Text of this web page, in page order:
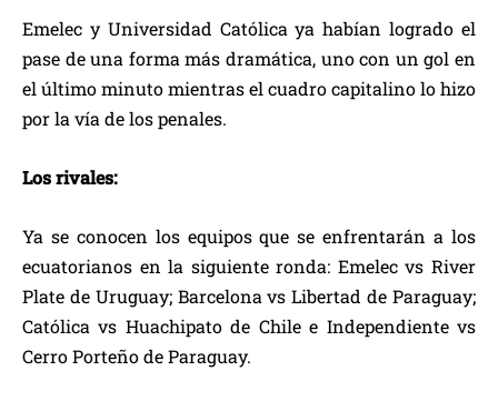
Emelec y Universidad Católica ya habían logrado el
pase de una forma más dramática, uno con un gol en
el último minuto mientras el cuadro capitalino lo hizo
por la vía de los penales.
Los rivales:
Ya se conocen los equipos que se enfrentarán a los
ecuatorianos en la siguiente ronda: Emelec vs River
Plate de Uruguay; Barcelona vs Libertad de Paraguay;
Católica vs Huachipato de Chile e Independiente vs
Cerro Porteño de Paraguay.